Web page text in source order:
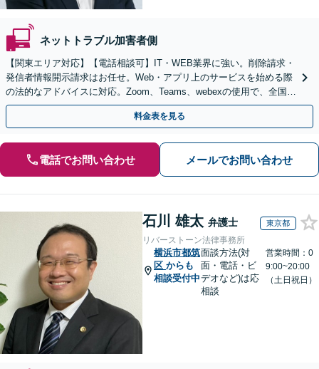
ネットトラブル加害者側
【関東エリア対応】【電話相談可】IT・WEB業界に強い。削除請求・
発信者情報開示請求はお任せ。Web・アプリ上のサービスを始める際
の法的なアドバイスに対応。Zoom、Teams、webexの使用で、全国か
らのご相談にも対応【平日夜間面談可】
料金表を見る
電話でお問い合わせ メールでお問い合わせ
石川 雄太 弁護士 東京都
リバーストーン法律事務所
横浜市都筑
区 からも
相談受付中
面談方法(対
面・電話・ビ
デオなど)は応
相談
営業時間：0
9:00~20:00
（土日祝日）